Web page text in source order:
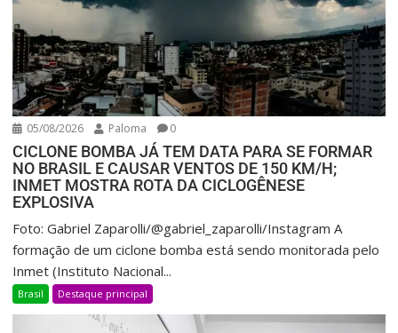
05/08/2026 Paloma 0
CICLONE BOMBA JÁ TEM DATA PARA SE FORMAR
NO BRASIL E CAUSAR VENTOS DE 150 KM/H;
INMET MOSTRA ROTA DA CICLOGÊNESE
EXPLOSIVA
Foto: Gabriel Zaparolli/@gabriel_zaparolli/Instagram A
formação de um ciclone bomba está sendo monitorada pelo
Inmet (Instituto Nacional...
Brasil Destaque principal